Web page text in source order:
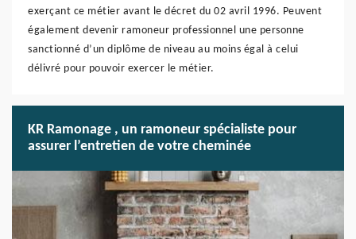
exerçant ce métier avant le décret du 02 avril 1996. Peuvent
également devenir ramoneur professionnel une personne
sanctionné d’un diplôme de niveau au moins égal à celui
délivré pour pouvoir exercer le métier.
KR Ramonage , un ramoneur spécialiste pour
assurer l’entretien de votre cheminée